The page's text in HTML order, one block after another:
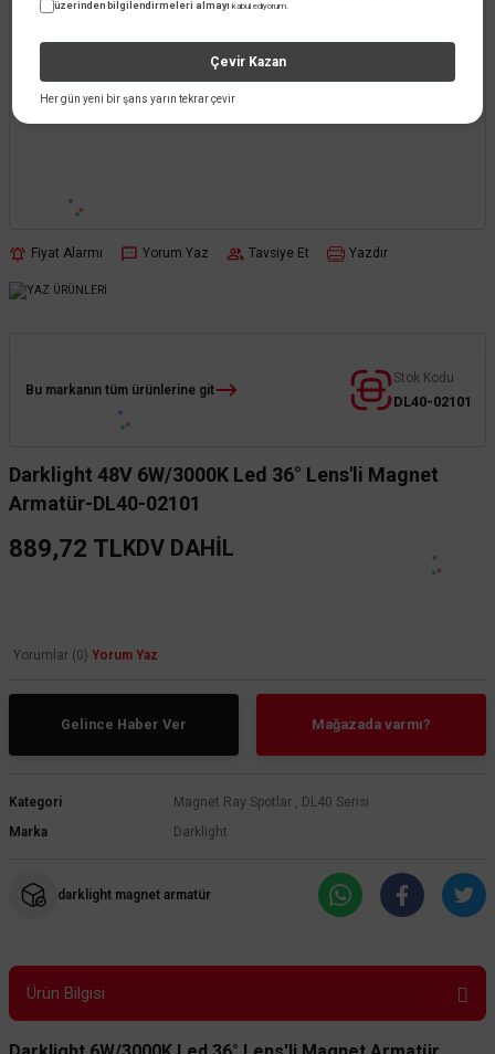
Fiyat Alarmı Yorum Yaz Tavsiye Et Yazdır
Bu markanın tüm ürünlerine git
Stok Kodu
DL40-02101
Darklight 48V 6W/3000K Led 36° Lens'li Magnet
Armatür-DL40-02101
889,72 TLKDV DAHİL
Yorumlar (0) Yorum Yaz
Gelince Haber Ver Mağazada varmı?
Kategori Magnet Ray Spotlar , DL40 Serisi
Marka
Darklight
darklight magnet armatür
Ürün Bilgisi
üzerinden bilgilendirmeleri almayı kabul ediyorum.
Çevir Kazan
Her gün yeni bir şans yarın tekrar çevir